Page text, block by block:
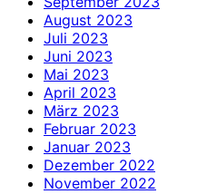
August 2023
Juli 2023
Juni 2023
Mai 2023
April 2023
März 2023
Februar 2023
Januar 2023
Dezember 2022
November 2022